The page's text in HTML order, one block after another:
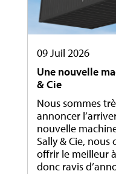
09 Juil 2026
Une nouvelle
& Cie
Nous sommes
annoncer
nouvelle
Sally & Cie,
offrir le meilleur
donc ravis